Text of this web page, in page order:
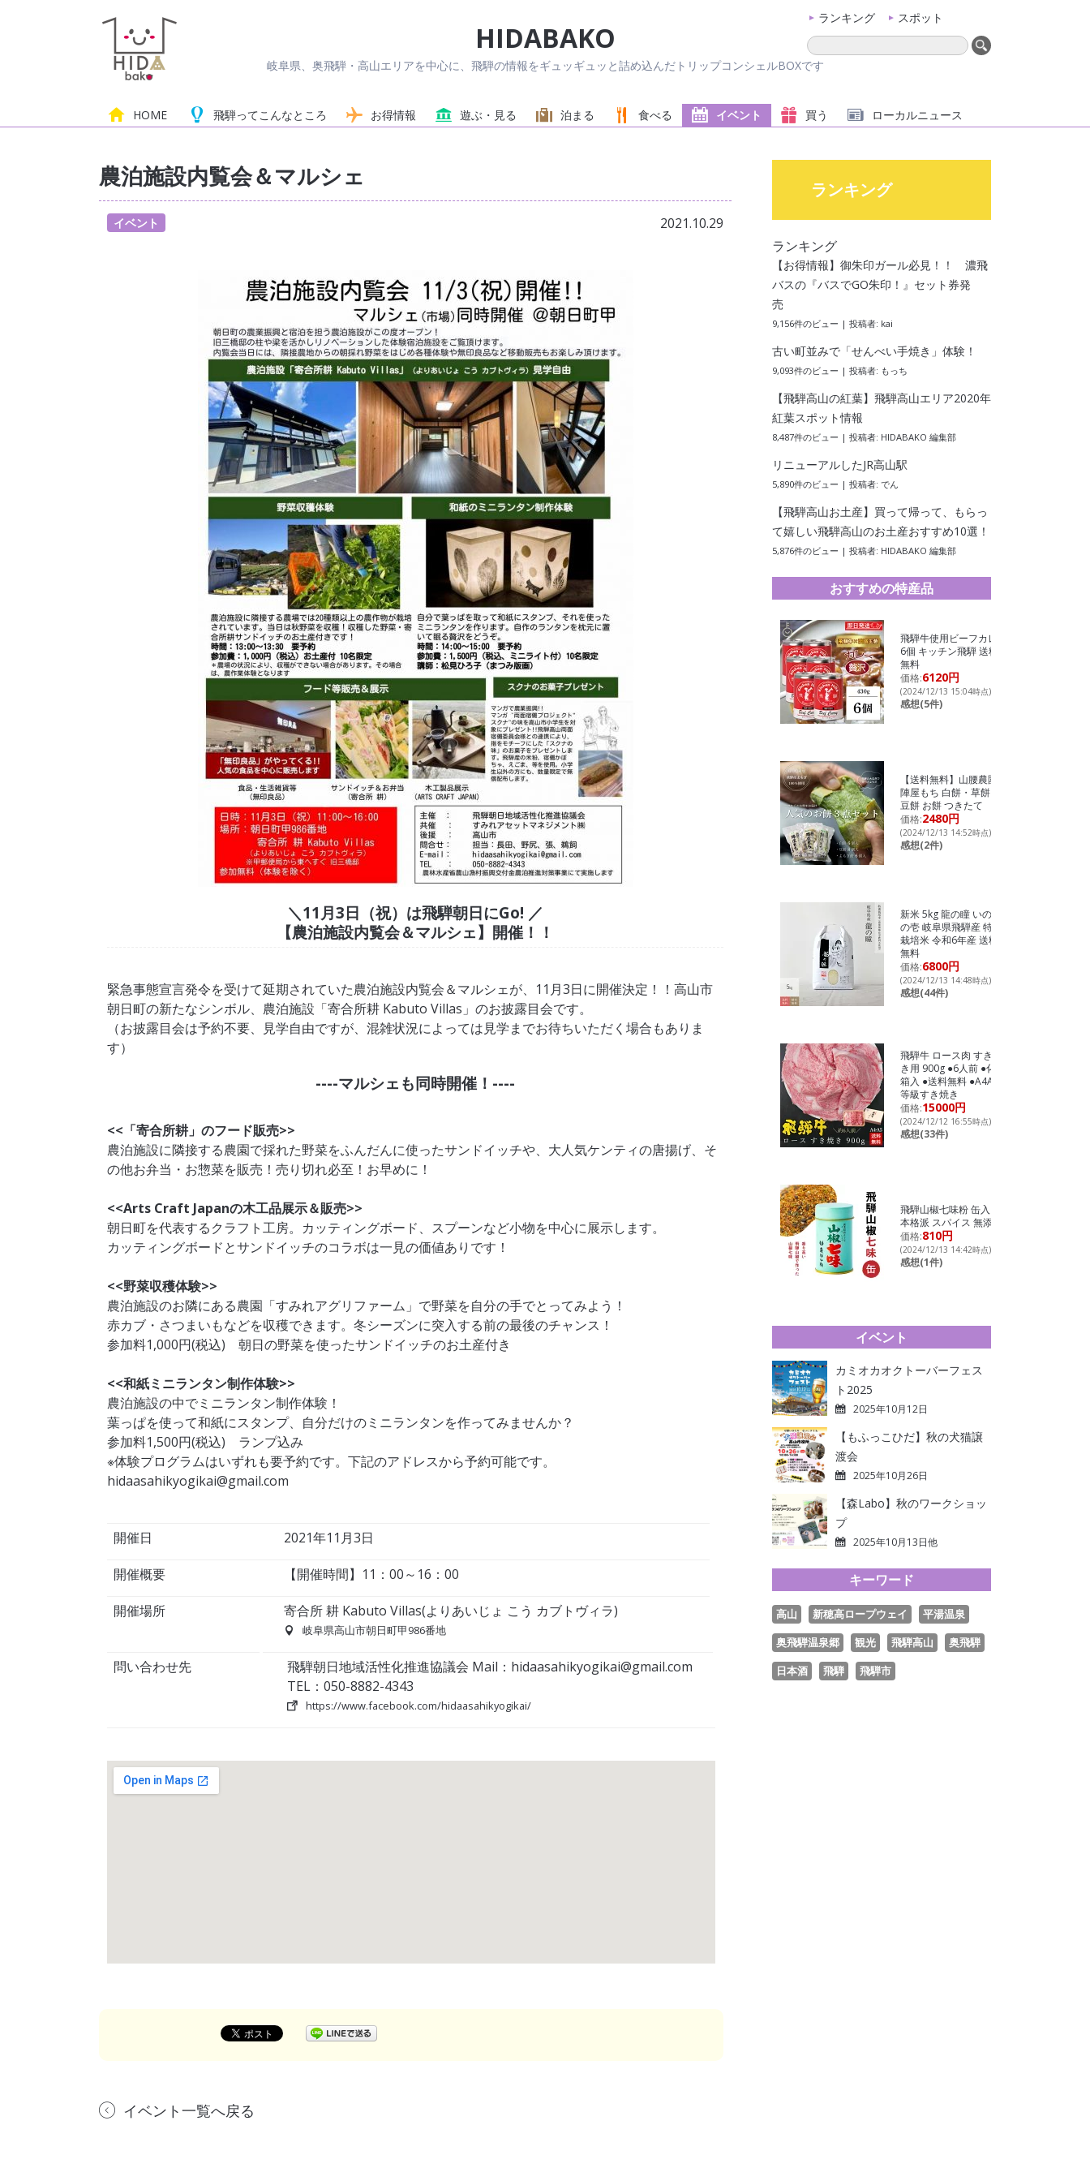
HIDABAKO
岐阜県、奥飛騨・高山エリアを中心に、飛騨の情報をギュッギュッと詰め込んだトリップコンシェルBOXです
HOME 飛騨ってこんなところ お得情報 遊ぶ・見る 泊まる 食べる イベント 買う ローカルニュース
ランキング スポット
農泊施設内覧会＆マルシェ
イベント 2021.10.29
＼11月3日（祝）は飛騨朝日にGo! ／
【農泊施設内覧会＆マルシェ】開催！！
緊急事態宣言発令を受けて延期されていた農泊施設内覧会＆マルシェが、11月3日に開催決定！！高山市
朝日町の新たなシンボル、農泊施設「寄合所耕 Kabuto Villas」のお披露目会です。
（お披露目会は予約不要、見学自由ですが、混雑状況によっては見学までお待ちいただく場合もありま
す）
----マルシェも同時開催！----
<<「寄合所耕」のフード販売>>
農泊施設に隣接する農園で採れた野菜をふんだんに使ったサンドイッチや、大人気ケンティの唐揚げ、そ
の他お弁当・お惣菜を販売！売り切れ必至！お早めに！
<<Arts Craft Japanの木工品展示＆販売>>
朝日町を代表するクラフト工房。カッティングボード、スプーンなど小物を中心に展示します。
カッティングボードとサンドイッチのコラボは一見の価値ありです！
<<野菜収穫体験>>
農泊施設のお隣にある農園「すみれアグリファーム」で野菜を自分の手でとってみよう！
赤カブ・さつまいもなどを収穫できます。冬シーズンに突入する前の最後のチャンス！
参加料1,000円(税込) 朝日の野菜を使ったサンドイッチのお土産付き
<<和紙ミニランタン制作体験>>
農泊施設の中でミニランタン制作体験！
葉っぱを使って和紙にスタンプ、自分だけのミニランタンを作ってみませんか？
参加料1,500円(税込) ランプ込み
※体験プログラムはいずれも要予約です。下記のアドレスから予約可能です。
hidaasahikyogikai@gmail.com
開催日 2021年11月3日
開催概要 【開催時間】11：00～16：00
開催場所 寄合所 耕 Kabuto Villas(よりあいじょ こう カブトヴィラ)
岐阜県高山市朝日町甲986番地
問い合わせ先
飛騨朝日地域活性化推進協議会 Mail：hidaasahikyogikai@gmail.com
TEL：050-8882-4343
https://www.facebook.com/hidaasahikyogikai/
イベント一覧へ戻る
ランキング
ランキング
【お得情報】御朱印ガール必見！！ 濃飛
バスの『バスでGO朱印！』セット券発
売
9,156件のビュー | 投稿者: kai
古い町並みで「せんべい手焼き」体験！
9,093件のビュー | 投稿者: もっち
【飛騨高山の紅葉】飛騨高山エリア2020年
紅葉スポット情報
8,487件のビュー | 投稿者: HIDABAKO 編集部
リニューアルしたJR高山駅
5,890件のビュー | 投稿者: でん
【飛騨高山お土産】買って帰って、もらっ
て嬉しい飛騨高山のお土産おすすめ10選！
5,876件のビュー | 投稿者: HIDABAKO 編集部
おすすめの特産品
飛騨牛使用ビーフカレー
6個 キッチン飛騨 送料
無料
価格:6120円
(2024/12/13 15:04時点)
感想(5件)
【送料無料】山腰農園
陣屋もち 白餅・草餅・
豆餅 お餅 つきたて
価格:2480円
(2024/12/13 14:52時点)
感想(2件)
新米 5kg 龍の瞳 いのち
の壱 岐阜県飛騨産 特別
栽培米 令和6年産 送料
無料
価格:6800円
(2024/12/13 14:48時点)
感想(44件)
飛騨牛 ロース肉 すき焼
き用 900g ●6人前 ●化粧
箱入 ●送料無料 ●A4A5
等級すき焼き
価格:15000円
(2024/12/12 16:55時点)
感想(33件)
飛騨山椒七味粉 缶入り
本格派 スパイス 無添加
価格:810円
(2024/12/13 14:42時点)
感想(1件)
イベント
カミオカオクトーバーフェス
ト2025
2025年10月12日
【もふっこひだ】秋の犬猫譲
渡会
2025年10月26日
【森Labo】秋のワークショッ
プ
2025年10月13日他
キーワード
高山 新穂高ロープウェイ
平湯温泉
奥飛騨温泉郷
観光 飛騨高山
奥飛騨
日本酒
飛騨 飛騨市